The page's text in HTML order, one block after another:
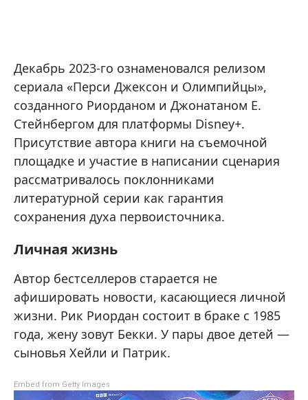
Декабрь 2023-го ознаменовался релизом
сериала «Перси Джексон и Олимпийцы»,
созданного Риорданом и Джонатаном Е.
Стейнбергом для платформы Disney+.
Присутствие автора книги на съемочной
площадке и участие в написании сценария
рассматривалось поклонниками
литературной серии как гарантия
сохранения духа первоисточника.
Личная жизнь
Автор бестселлеров старается не
афишировать новости, касающиеся личной
жизни. Рик Риордан состоит в браке с 1985
года, жену зовут Бекки. У пары двое детей —
сыновья Хейли и Патрик.
Embed from Getty Images